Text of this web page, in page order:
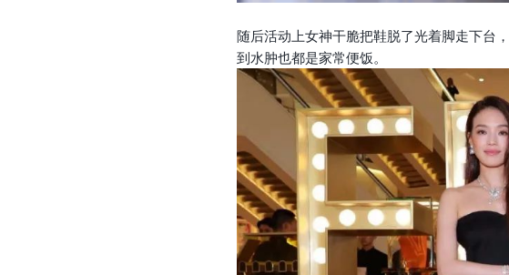
随后活动上女神干脆把鞋脱了光着脚走下台，
到水肿也都是家常便饭。